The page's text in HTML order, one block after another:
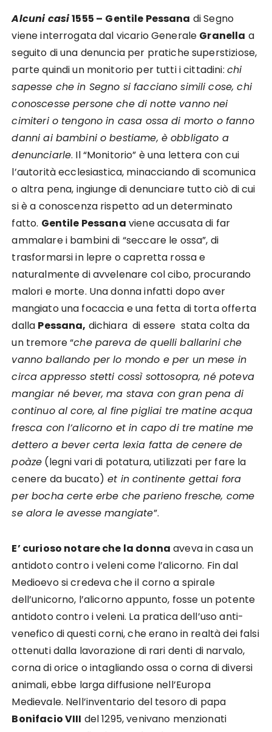
Alcuni casi1555 – Gentile Pessana di Segno
viene interrogata dal vicario Generale Granella a
seguito di una denuncia per pratiche superstiziose,
parte quindi un monitorio per tutti i cittadini: chi
sapesse che in Segno si facciano simili cose, chi
conoscesse persone che di notte vanno nei
cimiteri o tengono in casa ossa di morto o fanno
danni ai bambini o bestiame, è obbligato a
denunciarle. Il “Monitorio” è una lettera con cui
l’autorità ecclesiastica, minacciando di scomunica
o altra pena, ingiunge di denunciare tutto ciò di cui
si è a conoscenza rispetto ad un determinato
fatto. Gentile Pessana viene accusata di far
ammalare i bambini di “seccare le ossa”, di
trasformarsi in lepre o capretta rossa e
naturalmente di avvelenare col cibo, procurando
malori e morte. Una donna infatti dopo aver
mangiato una focaccia e una fetta di torta offerta
dalla Pessana, dichiara di essere stata colta da
un tremore “che pareva de quelli ballarini che
vanno ballando per lo mondo e per un mese in
circa appresso stetti cossì sottosopra, né poteva
mangiar né bever, ma stava con gran pena di
continuo al core, al fine pigliai tre matine acqua
fresca con l’alicorno et in capo di tre matine me
dettero a bever certa lexia fatta de cenere de
poàze (legni vari di potatura, utilizzati per fare la
cenere da bucato) et in continente gettai fora
per bocha certe erbe che parieno fresche, come
se alora le avesse mangiate”.
E’ curioso notare che la donna aveva in casa un
antidoto contro i veleni come l’alicorno. Fin dal
Medioevo si credeva che il corno a spirale
dell’unicorno, l’alicorno appunto, fosse un potente
antidoto contro i veleni. La pratica dell’uso anti-
venefico di questi corni, che erano in realtà dei falsi
ottenuti dalla lavorazione di rari denti di narvalo,
corna di orice o intagliando ossa o corna di diversi
animali, ebbe larga diffusione nell’Europa
Medievale. Nell’inventario del tesoro di papa
Bonifacio VIII del 1295, venivano menzionati